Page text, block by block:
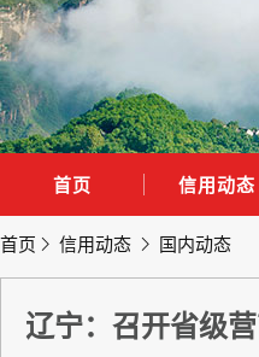
首页 信用动态
首页 信用动态 国内动态
辽宁：召开省级